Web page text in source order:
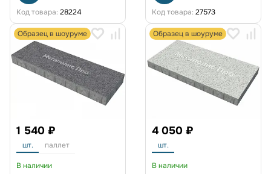
Код товара: 28224
Код товара: 27573
Образец в шоуруме
1 540 ₽
шт. паллет
В наличии
Образец в шоуруме
4 050 ₽
шт.
В наличии